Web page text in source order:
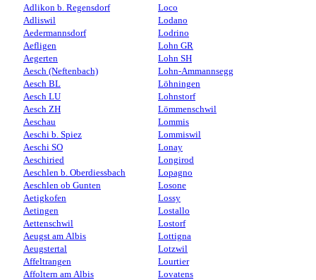
Adlikon b. Regensdorf
Adliswil
Aedermannsdorf
Aefligen
Aegerten
Aesch (Neftenbach)
Aesch BL
Aesch LU
Aesch ZH
Aeschau
Aeschi b. Spiez
Aeschi SO
Aeschiried
Aeschlen b. Oberdiessbach
Aeschlen ob Gunten
Aetigkofen
Aetingen
Aettenschwil
Aeugst am Albis
Aeugstertal
Affeltrangen
Affoltern am Albis
Loco
Lodano
Lodrino
Lohn GR
Lohn SH
Lohn-Ammannsegg
Löhningen
Lohnstorf
Lömmenschwil
Lommis
Lommiswil
Lonay
Longirod
Lopagno
Losone
Lossy
Lostallo
Lostorf
Lottigna
Lotzwil
Lourtier
Lovatens